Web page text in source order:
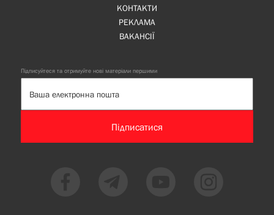
КОНТАКТИ
РЕКЛАМА
ВАКАНСІЇ
Підписуйтеся та отримуйте нові матеріали першими
Підписатися